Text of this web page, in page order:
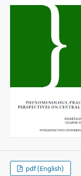
pdf (English)